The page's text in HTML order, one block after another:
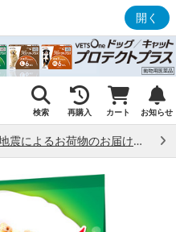
開く
検索 再購入 カート お知らせ
熊本県熊本地方で発生した地震によるお荷物のお届け状況について （7/28）